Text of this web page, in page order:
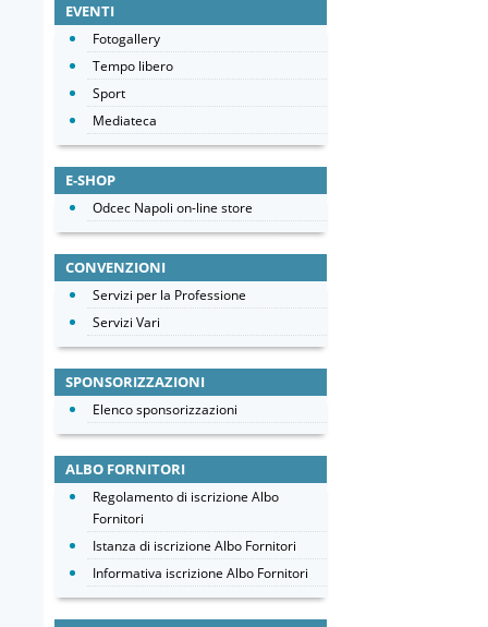
EVENTI
Fotogallery
Tempo libero
Sport
Mediateca
E-SHOP
Odcec Napoli on-line store
CONVENZIONI
Servizi per la Professione
Servizi Vari
SPONSORIZZAZIONI
Elenco sponsorizzazioni
ALBO FORNITORI
Regolamento di iscrizione Albo
Fornitori
Istanza di iscrizione Albo Fornitori
Informativa iscrizione Albo Fornitori